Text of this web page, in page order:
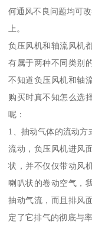
何通风不良问题均可
上。
负压风机和轴流风机
有属于两种不同类别
不知道负压风机和轴
购买时真不知怎么选
呢：
1、抽动气体的流动方
流动，负压风机进风
状，并不仅仅带动风
喇叭状的卷动空气，
抽动气流，而且排风
定了它排气的彻底与